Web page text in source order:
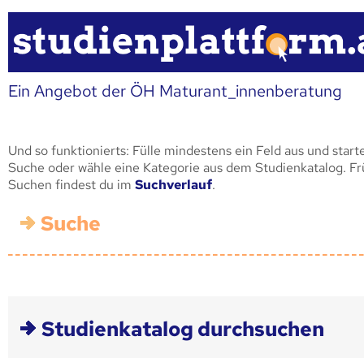
Ein Angebot der ÖH Maturant_innenberatung
Und so funktionierts: Fülle mindestens ein Feld aus und
Suche oder wähle eine Kategorie aus dem Studienkatalog.
Suchen findest du im Suchverlauf.
Suche
Studienkatalog durchsuchen